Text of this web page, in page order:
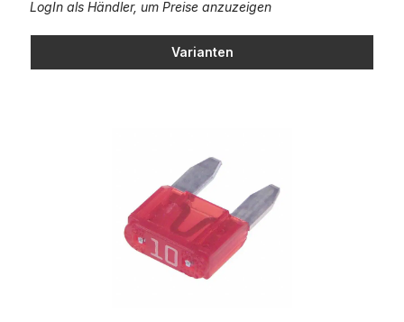
LogIn als Händler, um Preise anzuzeigen
Varianten